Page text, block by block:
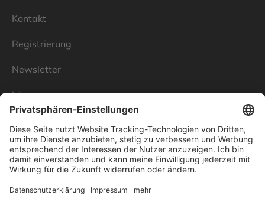
Kontakt
Registrierung
Newsletter
Lösungen
Über Linnenbecker
Unsere Standorte
Unternehmen